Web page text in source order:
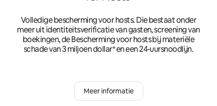
Volledige bescherming voor hosts. Die bestaat onder
meer uit identiteitsverificatie van gasten, screening van
boekingen, de Bescherming voor hosts bij materiële
schade van 3 miljoen dollar* en een 24-uursnoodlijn.
Meer informatie